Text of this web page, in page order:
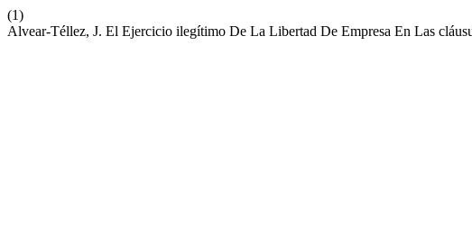
(1)
Alvear-Téllez, J. El Ejercicio ilegítimo De La Libertad De Empresa En Las